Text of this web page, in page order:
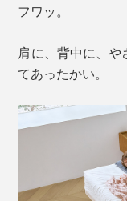
フワッ。
肩に、背中に、
てあったかい。